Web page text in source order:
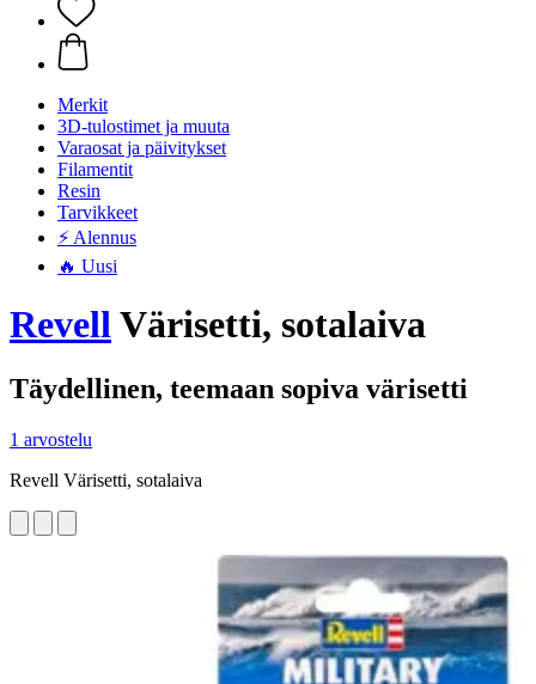
Merkit
3D-tulostimet ja muuta
Varaosat ja päivitykset
Filamentit
Resin
Tarvikkeet
⚡ Alennus
🔥 Uusi
RevellVärisetti, sotalaiva
Täydellinen, teemaan sopiva värisetti
1 arvostelu
Revell Värisetti, sotalaiva